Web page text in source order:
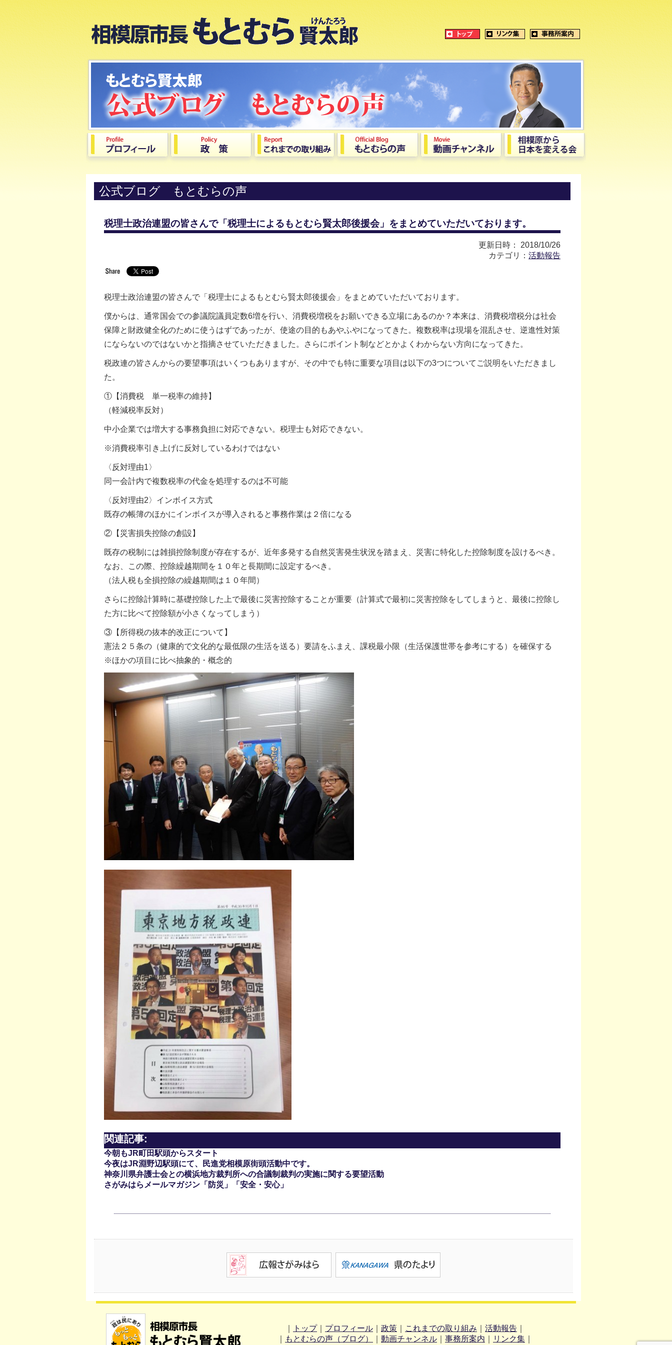
公式ブログ もとむらの声
税理士政治連盟の皆さんで「税理士によるもとむら賢太郎後援会」をまとめていただいております。
更新日時： 2018/10/26
カテゴリ： 活動報告
税理士政治連盟の皆さんで「税理士によるもとむら賢太郎後援会」をまとめていただいております。
僕からは、通常国会での参議院議員定数6増を行い、消費税増税をお願いできる立場にあるのか？本来は、消費税増税分は社会
保障と財政健全化のために使うはずであったが、使途の目的もあやふやになってきた。複数税率は現場を混乱させ、逆進性対策
にならないのではないかと指摘させていただきました。さらにポイント制などとかよくわからない方向になってきた。
税政連の皆さんからの要望事項はいくつもありますが、その中でも特に重要な項目は以下の3つについてご説明をいただきまし
た。
①【消費税 単一税率の維持】
（軽減税率反対）
中小企業では増大する事務負担に対応できない。税理士も対応できない。
※消費税率引き上げに反対しているわけではない
〈反対理由1〉
同一会計内で複数税率の代金を処理するのは不可能
〈反対理由2〉インボイス方式
既存の帳簿のほかにインボイスが導入されると事務作業は２倍になる
②【災害損失控除の創設】
既存の税制には雑損控除制度が存在するが、近年多発する自然災害発生状況を踏まえ、災害に特化した控除制度を設けるべき。
なお、この際、控除繰越期間を１０年と長期間に設定するべき。
（法人税も全損控除の繰越期間は１０年間）
さらに控除計算時に基礎控除した上で最後に災害控除することが重要（計算式で最初に災害控除をしてしまうと、最後に控除し
た方に比べて控除額が小さくなってしまう）
③【所得税の抜本的改正について】
憲法２５条の（健康的で文化的な最低限の生活を送る）要請をふまえ、課税最小限（生活保護世帯を参考にする）を確保する
※ほかの項目に比べ抽象的・概念的
関連記事:
今朝もJR町田駅頭からスタート
今夜はJR淵野辺駅頭にて、民進党相模原街頭活動中です。
神奈川県弁護士会との横浜地方裁判所への合議制裁判の実施に関する要望活動
さがみはらメールマガジン「防災」「安全・安心」
トップ プロフィール 政策 これまでの取り組み 活動報告
もとむらの声（ブログ） 動画チャンネル 事務所案内 リンク集